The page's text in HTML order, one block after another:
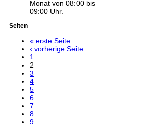
Monat von 08:00 bis
09:00 Uhr.
Seiten
« erste Seite
‹ vorherige Seite
1
2
3
4
5
6
7
8
9